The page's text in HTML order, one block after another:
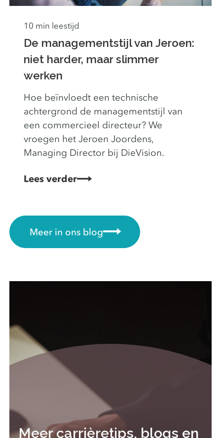
10 min leestijd
De managementstijl van Jeroen:
niet harder, maar slimmer
werken
Hoe beïnvloedt een technische
achtergrond de managementstijl van
een commercieel directeur? We
vroegen het Jeroen Joordens,
Managing Director bij DieVision.
Lees verder
Meer in ons blog
Meer carrièretips, blogs en